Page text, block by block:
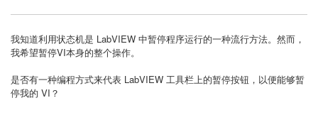
我知道利用状态机是 LabVIEW 中暂停程序运行的一种流行方法。然而，
我希望暂停VI本身的整个操作。
是否有一种编程方式来代表 LabVIEW 工具栏上的暂停按钮，以便能够暂
停我的 VI？